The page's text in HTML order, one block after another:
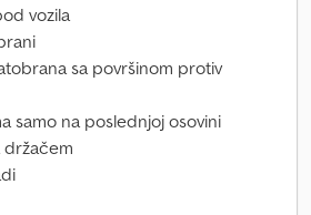
vozila
sa površinom protiv
samo na poslednjoj osovini
držačem